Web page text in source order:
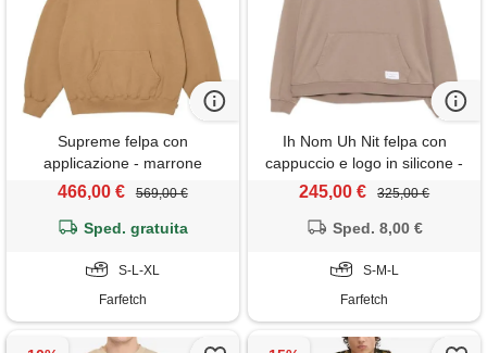
Supreme felpa con
applicazione - marrone
466,00 € 569,00 €
Sped. gratuita
S-L-XL
Farfetch
Ih Nom Uh Nit felpa con
cappuccio e logo in silicone -
marrone
245,00 € 325,00 €
Sped. 8,00 €
S-M-L
Farfetch